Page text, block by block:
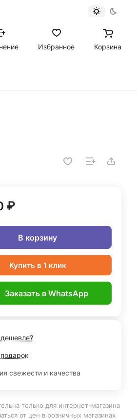
Избранное Корзина
₽
В корзину
Купить в 1 клик
Заказать в WhatsApp
свежести и качества
только для интернет-магазина
от цен в розничных магазинах